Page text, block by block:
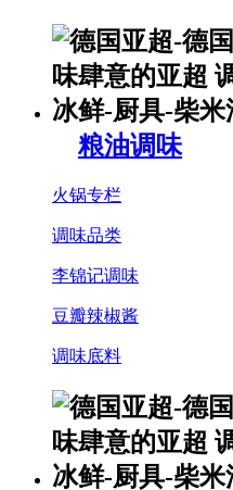
粮油调味
火锅专栏
调味品类
李锦记调味
豆瓣辣椒酱
调味底料